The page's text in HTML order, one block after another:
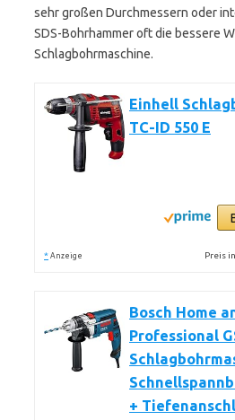
sehr großen Durchmessern oder
SDS-Bohrhammer oft die bessere
Schlagbohrmaschine.
Einhell
TC-ID 550 E
* Anzeige Preis
Bosch Home
Professional
+